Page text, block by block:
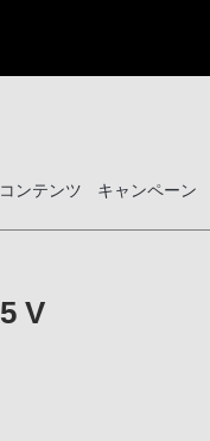
ンテンツ キャンペーン
V